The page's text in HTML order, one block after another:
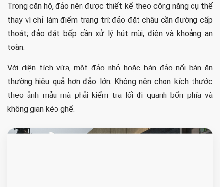
Trong căn hộ, đảo nên được thiết kế theo công năng cụ thể
thay vì chỉ làm điểm trang trí: đảo đặt chậu cần đường cấp
thoát; đảo đặt bếp cần xử lý hút mùi, điện và khoảng an
toàn.
Với diện tích vừa, một đảo nhỏ hoặc bàn đảo nối bàn ăn
thường hiệu quả hơn đảo lớn. Không nên chọn kích thước
theo ảnh mẫu mà phải kiểm tra lối đi quanh bốn phía và
không gian kéo ghế.